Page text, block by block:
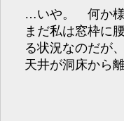
…いや。 何か様
まだ私は窓枠に
る状況なのだが
天井が洞床から